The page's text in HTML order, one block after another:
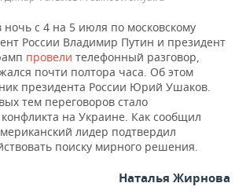
с 4 на 5 июля по московскому
России Владимир Путин и президент
провели телефонный разговор,
почти полтора часа. Об этом
президента России Юрий Ушаков.
тем переговоров стало
на Украине. Как сообщил
лидер подтвердил
поиску мирного решения.
Наталья Жирнова